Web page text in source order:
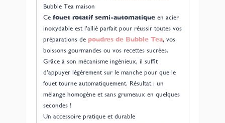
Bubble Tea maison
Ce fouet rotatif semi-automatiqueen acier
inoxydable est l’allié parfait pour réussir toutes vos
préparations de poudres de Bubble Tea, vos
boissons gourmandes ou vos recettes sucrées.
Grâce à son mécanisme ingénieux, il suffit
d’appuyer légèrement sur le manche pour que le
fouet tourne automatiquement. Résultat : un
mélange homogène et sans grumeaux en quelques
secondes !
Un accessoire pratique et durable